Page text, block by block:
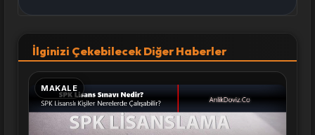
İlginizi Çekebilecek Diğer Haberler
MAKALE